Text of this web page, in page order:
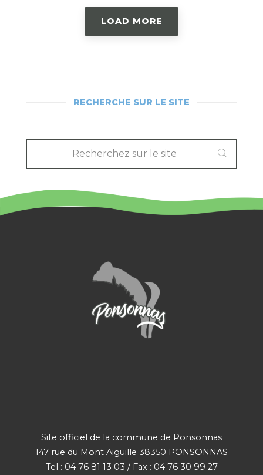
LOAD MORE
RECHERCHE SUR LE SITE
LE
SITE
Site officiel de la commune de Ponsonnas
147 rue du Mont Aiguille 38350 PONSONNAS
Tel : 04 76 81 13 03 / Fax : 04 76 30 99 27